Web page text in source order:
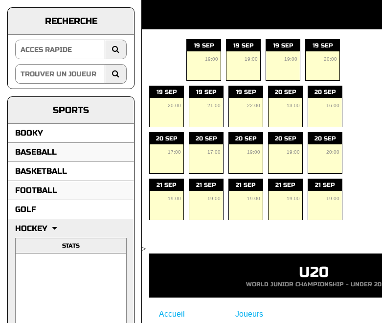
RECHERCHE
SPORTS
BOOKY
BASEBALL
BASKETBALL
FOOTBALL
GOLF
HOCKEY
STATS
19 SEP
19:00
19 SEP
19:00
19 SEP
19:00
19 SEP
20:00
19 SEP
20:00
19 SEP
21:00
19 SEP
22:00
20 SEP
13:00
20 SEP
16:00
20 SEP
17:00
20 SEP
17:00
20 SEP
19:00
20 SEP
19:00
20 SEP
20:00
21 SEP
19:00
21 SEP
19:00
21 SEP
19:00
21 SEP
19:00
21 SEP
19:00
>
U20
WORLD JUNIOR CHAMPIONSHIP - UNDER 20
Accueil
Joueurs